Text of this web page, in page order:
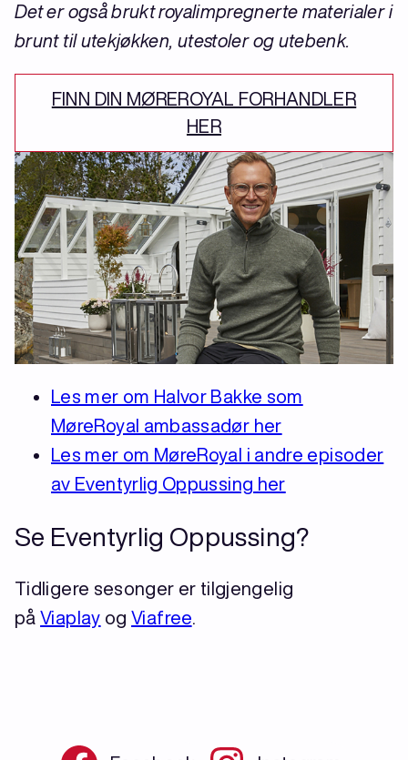
Det er også brukt royalimpregnerte materialer i
brunt til utekjøkken, utestoler og utebenk.
FINN DIN MØREROYAL FORHANDLER
HER
Les mer om Halvor Bakke som
MøreRoyal ambassadør her
Les mer om MøreRoyal i andre episoder
av Eventyrlig Oppussing her
Se Eventyrlig Oppussing?
Tidligere sesonger er tilgjengelig
påViaplay ogViafree